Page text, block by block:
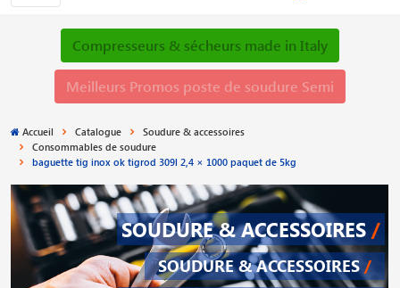
Compresseurs & sécheurs made in Italy
Meilleurs Promos poste de soudure Semi
Accueil Catalogue
Soudure & accessoires
Consommables de soudure
baguette tig inox ok tigrod 309l 2,4 × 1000 paquet de 5kg
SOUDURE & ACCESSOIRES /
SOUDURE & ACCESSOIRES /